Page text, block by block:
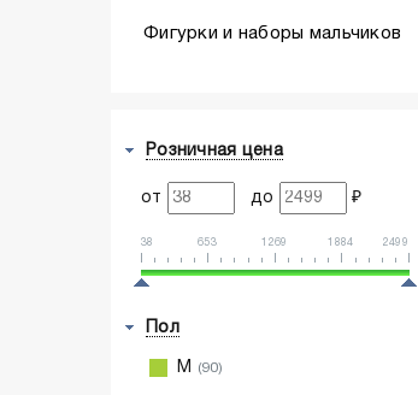
Фигурки и наборы мальчиков
Розничная цена
от до ₽
38 653 1269 1884 2499
Пол
М (90)